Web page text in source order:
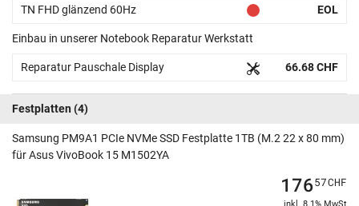
TN FHD glänzend 60Hz EOL
Einbau in unserer Notebook Reparatur Werkstatt
Reparatur Pauschale Display 66.68 CHF
Festplatten (4)
Samsung PM9A1 PCIe NVMe SSD Festplatte 1TB (M.2 22 x 80 mm)
für Asus VivoBook 15 M1502YA
17657CHF